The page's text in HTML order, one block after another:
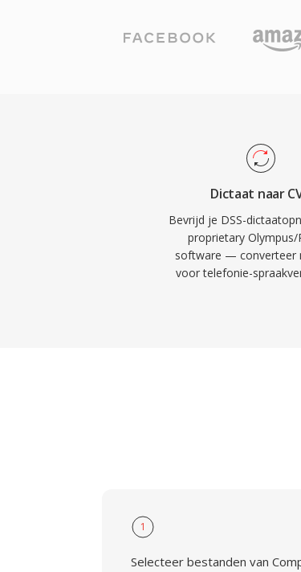
Dictaat naar
Bevrijd je DSS-
proprietary Olympus/
software — converteer
voor telefonie-
1
Selecteer bestanden van